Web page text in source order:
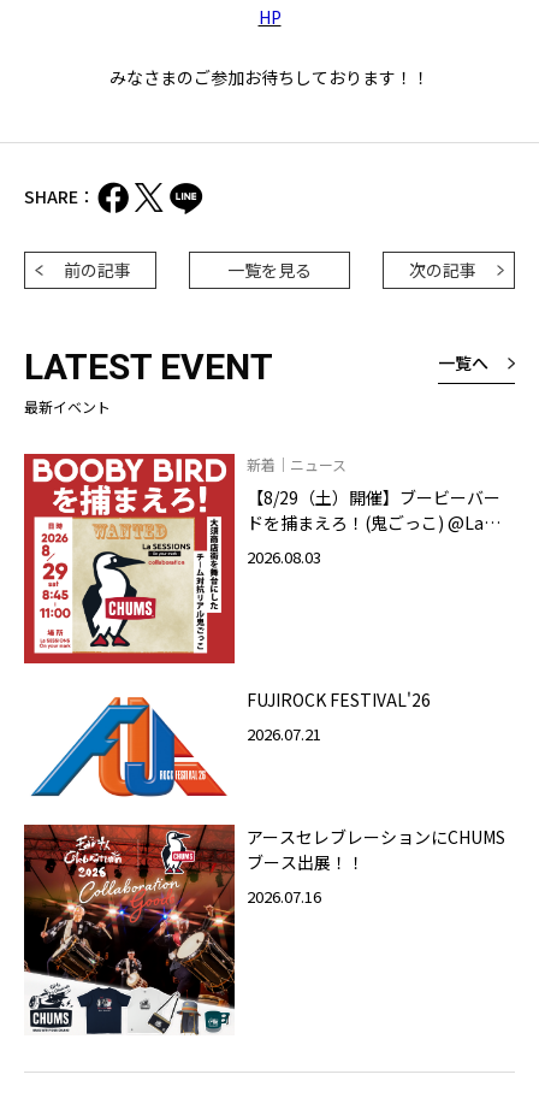
HP
みなさまのご参加お待ちしております！！
SHARE：
前の記事 一覧を見る 次の記事
LATEST EVENT
最新イベント
一覧へ
新着｜ニュース
【8/29（土）開催】ブービーバー
ドを捕まえろ！(鬼ごっこ) @La
SESSIONS On your mark
2026.08.03
FUJIROCK FESTIVAL'26
2026.07.21
アースセレブレーションにCHUMS
ブース出展！！
2026.07.16